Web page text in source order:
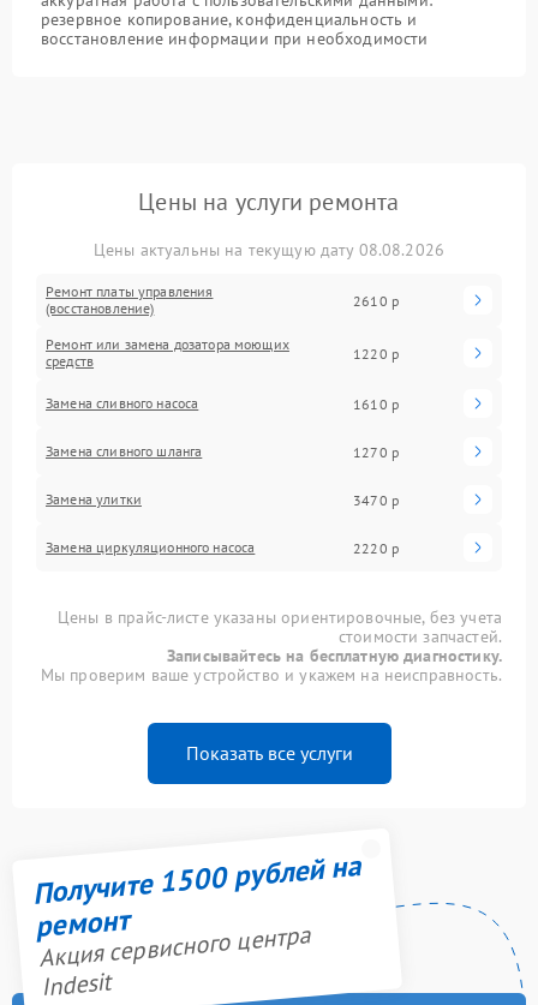
резервное копирование, конфиденциальность и
восстановление информации при необходимости
Цены на услуги ремонта
Цены актуальны на текущую дату 08.08.2026
Ремонт платы управления
(восстановление)
2610 р
Ремонт или замена дозатора моющих
средств
1220 р
Замена сливного насоса 1610 р
Замена сливного шланга 1270 р
Замена улитки 3470 р
Замена циркуляционного насоса 2220 р
Цены в прайс-листе указаны ориентировочные, без учета
стоимости запчастей.
Записывайтесь на бесплатную диагностику.
Мы проверим ваше устройство и укажем на неисправность.
Показать все услуги
Получите 1500 рублей на
ремонт
Акция сервисного центра
Indesit